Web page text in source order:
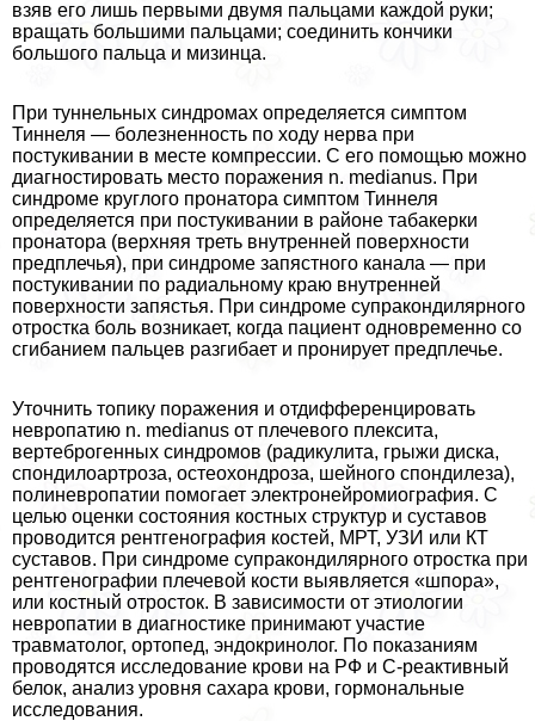
взяв его лишь первыми двумя пальцами каждой руки;
вращать большими пальцами; соединить кончики
большого пальца и мизинца.
При туннельных синдромах определяется симптом
Тиннеля — болезненность по ходу нерва при
постукивании в месте компрессии. С его помощью можно
диагностировать место поражения n. medianus. При
синдроме круглого пронатора симптом Тиннеля
определяется при постукивании в районе табакерки
пронатора (верхняя треть внутренней поверхности
предплечья), при синдроме запястного канала — при
постукивании по радиальному краю внутренней
поверхности запястья. При синдроме супpaкондилярного
отростка боль возникает, когда пациент одновременно со
сгибанием пальцев разгибает и пронирует предплечье.
Уточнить топику поражения и отдифференцировать
невропатию n. medianus от плечевого плексита,
вертеброгенных синдромов (радикулита, грыжи диска,
спондилоартроза, остеохондроза, шейного спондилеза),
полиневропатии помогает электронейромиография. С
целью оценки состояния костных структур и суставов
проводится рентгенография костей, МРТ, УЗИ или КТ
суставов. При синдроме супpaкондилярного отростка при
рентгенографии плечевой кости выявляется «шпора»,
или костный отросток. В зависимости от этиологии
невропатии в диагностике принимают участие
травматолог, ортопед, эндокринолог. По показаниям
проводятся исследование крови на РФ и С-реактивный
белок, анализ уровня сахара крови, гормональные
исследования.